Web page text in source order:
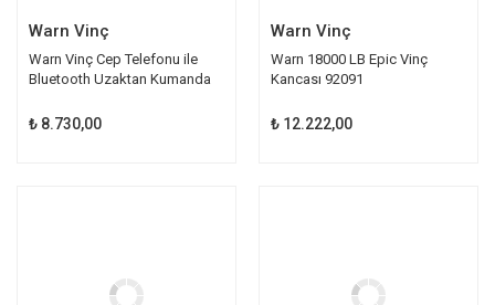
Warn Vinç
Warn Vinç Cep Telefonu ile
Bluetooth Uzaktan Kumanda
₺ 8.730,00
Warn Vinç
Warn 18000 LB Epic Vinç
Kancası 92091
₺ 12.222,00